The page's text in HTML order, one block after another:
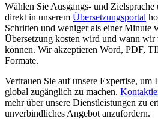
Wählen Sie Ausgangs- und
direkt in unserem Übersetzungsportal
Schritten und weniger als einer Minute
Übersetzung kosten wird und wann wir
können. Wir akzeptieren Word, PDF,
Formate.
Vertrauen Sie auf unsere Expertise,
global zugänglich zu machen.
mehr über unsere Dienstleistungen zu
unverbindliches Angebot anzufordern.